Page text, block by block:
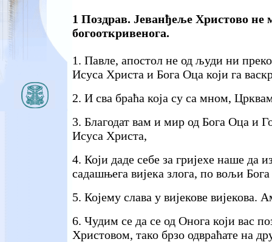
1 Поздрав. Јеванђеље Христово не
богооткривенога.
1. Павле, апостол не од људи ни преко
Исуса Христа и Бога Оца који га
2. И сва браћа која су са мном,
3. Благодат вам и мир од Бога Оца и
Исуса Христа,
4. Који даде себе за гријехе наше да
садашњега вијека злога, по вољи
5. Којему слава у вијекове вијекова.
6. Чудим се да се од Онога који вас
Христовом, тако брзо одвраћате на